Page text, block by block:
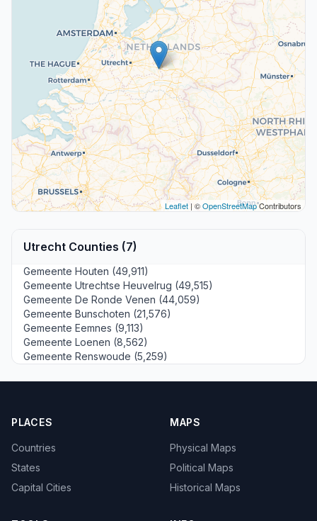
Leaflet| ©OpenStreetMapContributors
Utrecht Counties (7)
Gemeente Houten (49,911)
Gemeente Utrechtse Heuvelrug (49,515)
Gemeente De Ronde Venen (44,059)
Gemeente Bunschoten (21,576)
Gemeente Eemnes (9,113)
Gemeente Loenen (8,562)
Gemeente Renswoude (5,259)
PLACES
Countries
States
Capital Cities
MAPS
Physical Maps
Political Maps
Historical Maps